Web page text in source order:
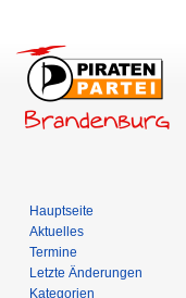
Hauptseite
Aktuelles
Termine
Letzte Änderungen
Kategorien